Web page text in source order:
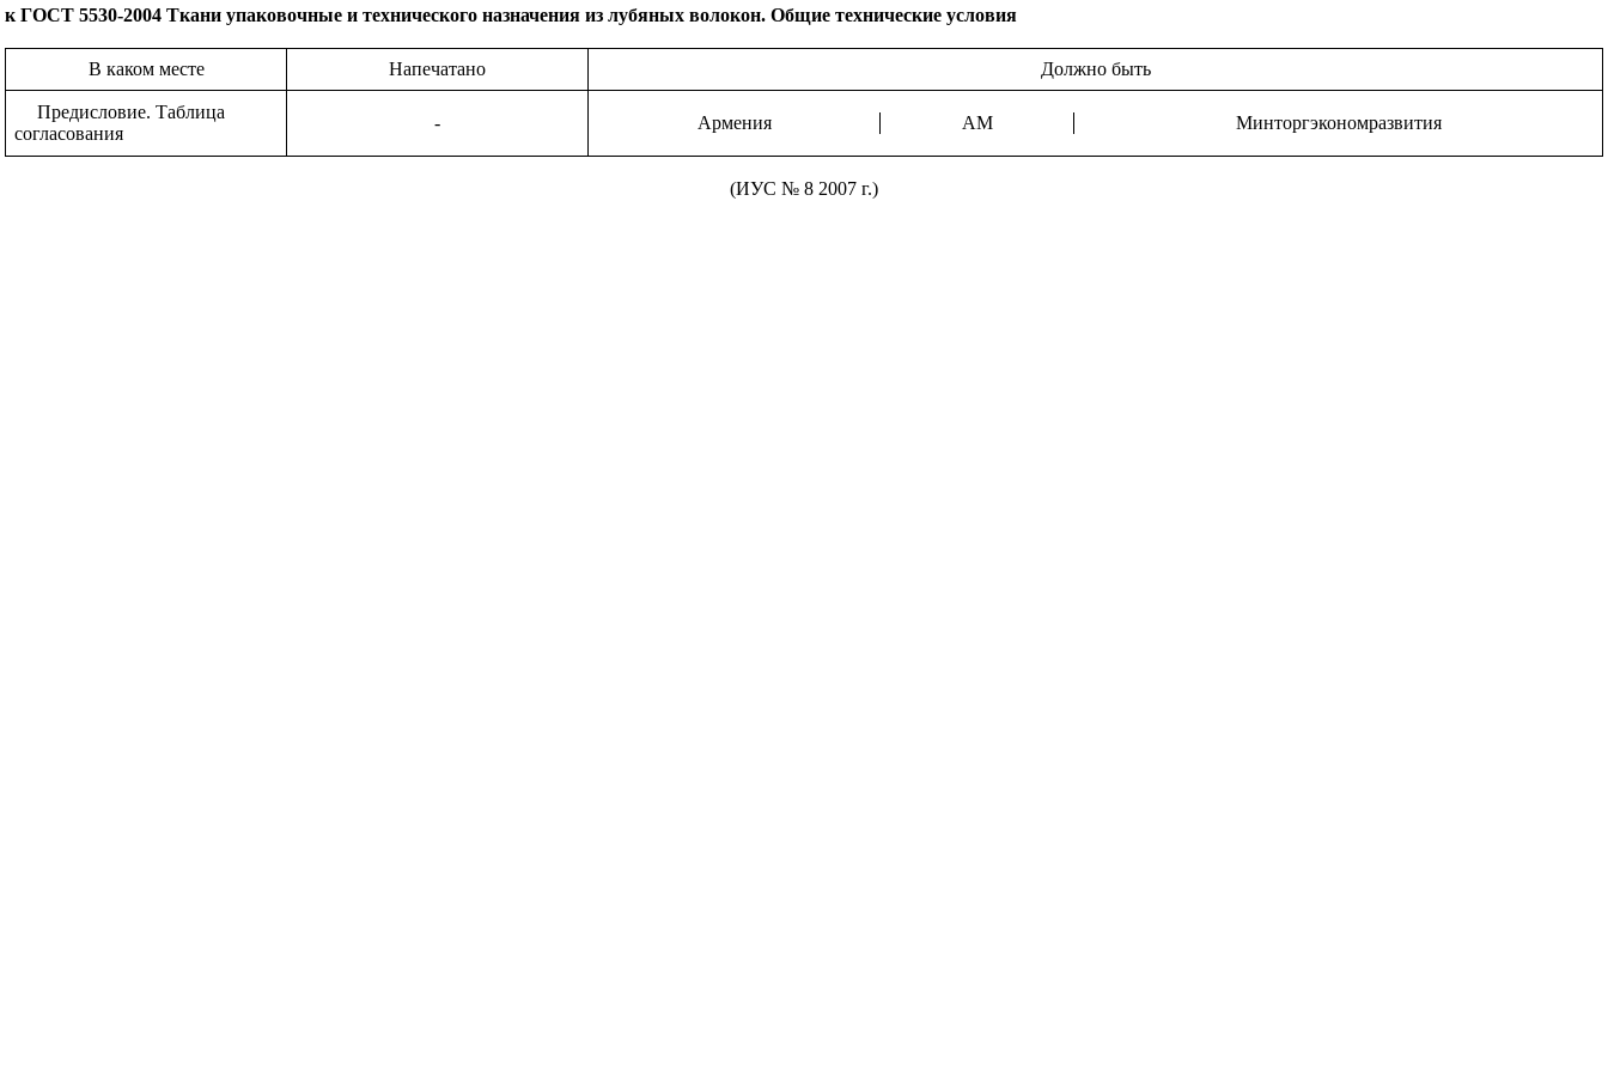
к ГОСТ 5530-2004 Ткани упаковочные и технического назначения из лубяных волокон. Общие технические условия
В каком месте Напечатано Должно быть
Предисловие. Таблица
согласования
- Армения AM Минторгэкономразвития
(ИУС № 8 2007 г.)